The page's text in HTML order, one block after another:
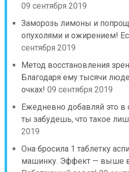
09 сентября 2019
Заморозь лимоны и
опухолями и ожирением!
сентября 2019
Метод восстановления
Благодаря ему тысячи
очках! 09 сентября 2019
Ежедневно добавляй это в
ты забудешь, что такое
2019
Она бросила 1 таблетку
машинку. Эффект — выше